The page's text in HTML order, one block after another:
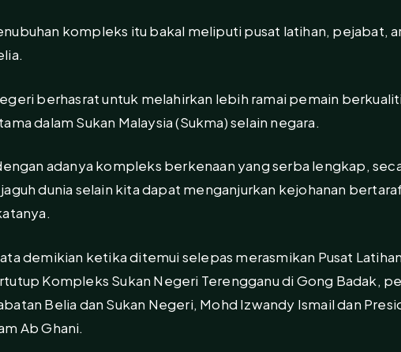
kompleks itu bakal meliputi pusat latihan, pejabat,
berhasrat untuk melahirkan lebih ramai pemain
dalam Sukan Malaysia (Sukma) selain negara.
adanya kompleks berkenaan yang serba lengkap,
dunia selain kita dapat menganjurkan kejohanan
demikian ketika ditemui selepas merasmikan Pusat
Kompleks Sukan Negeri Terengganu di Gong Badak,
Belia dan Sukan Negeri, Mohd Izwandy Ismail dan
Ab Ghani.